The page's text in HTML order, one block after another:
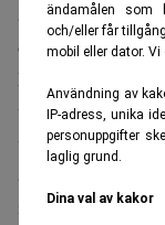
ändamålen som
och/eller får
mobil eller dator. Vi
Användning av
IP-adress, unika
personuppgifter
laglig grund.
Dina val av kakor
återstående
om att arbeta
vid tisdagens
vaccineringen är
antalet svårt
inte längre